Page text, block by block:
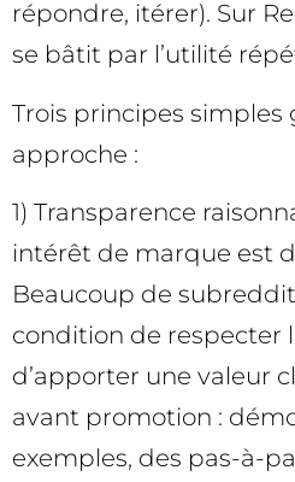
répondre, itérer). Sur
se bâtit par l’utilité
Trois principes
approche :
1) Transparence
intérêt de marque est
Beaucoup de
condition de respecter
d’apporter une valeur
avant promotion :
exemples, des pas-à-